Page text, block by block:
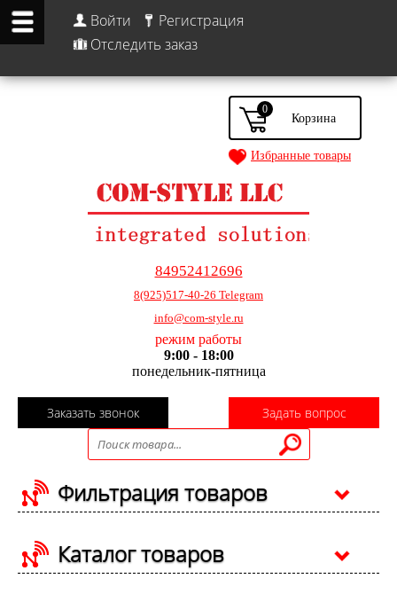
Войти
Регистрация
Отследить заказ
84952412696
8(925)517-40-26 Telegram
info@com-style.ru
режим работы
9:00 - 18:00
понедельник-пятница
Заказать звонок Задать вопрос
0
Избранные товары
Фильтрация товаров
Каталог товаров